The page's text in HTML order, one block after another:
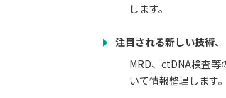
します。
注目される新しい技術
MRD、ctDNA検査等
いて情報整理します。